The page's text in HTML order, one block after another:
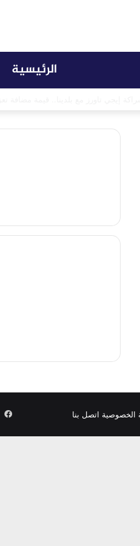
الرئيسية
الخصوصية اتصل بنا